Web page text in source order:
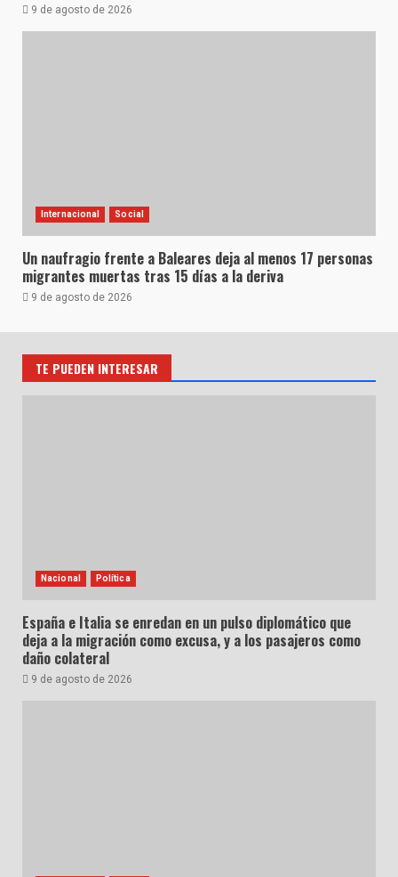
9 de agosto de 2026
Internacional Social
Un naufragio frente a Baleares deja al menos 17 personas
migrantes muertas tras 15 días a la deriva
9 de agosto de 2026
TE PUEDEN INTERESAR
Nacional Política
España e Italia se enredan en un pulso diplomático que
deja a la migración como excusa, y a los pasajeros como
daño colateral
9 de agosto de 2026